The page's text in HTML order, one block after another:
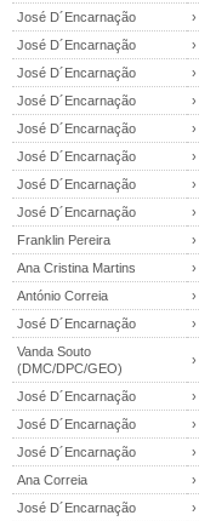
José D´Encarnação
›
José D´Encarnação
›
José D´Encarnação
›
José D´Encarnação
›
José D´Encarnação
›
José D´Encarnação
›
José D´Encarnação
›
José D´Encarnação
›
Franklin Pereira
›
Ana Cristina Martins
›
António Correia
›
José D´Encarnação
›
Vanda Souto
(DMC/DPC/GEO)
›
José D´Encarnação ›
José D´Encarnação
›
José D´Encarnação
›
Ana Correia
›
José D´Encarnação
›